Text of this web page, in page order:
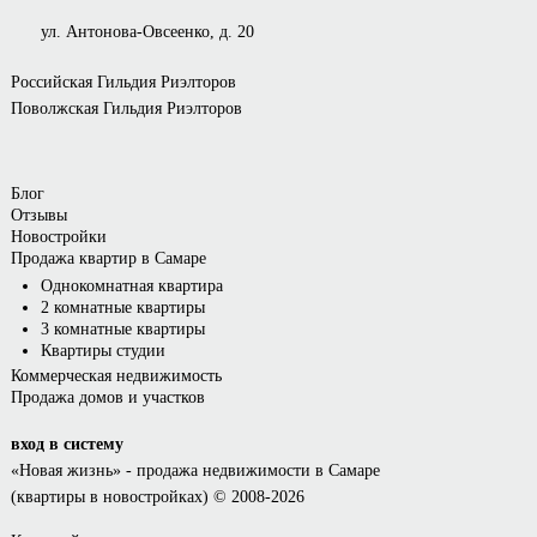
ул. Антонова-Овсеенко, д. 20
Российская Гильдия Риэлторов
Поволжская Гильдия Риэлторов
Блог
Отзывы
Новостройки
Продажа квартир в Самаре
Однокомнатная квартира
2 комнатные квартиры
3 комнатные квартиры
Квартиры студии
Коммерческая недвижимость
Продажа домов и участков
вход в систему
«Новая жизнь»- продажа недвижимости в Самаре
(квартиры в новостройках) © 2008-2026